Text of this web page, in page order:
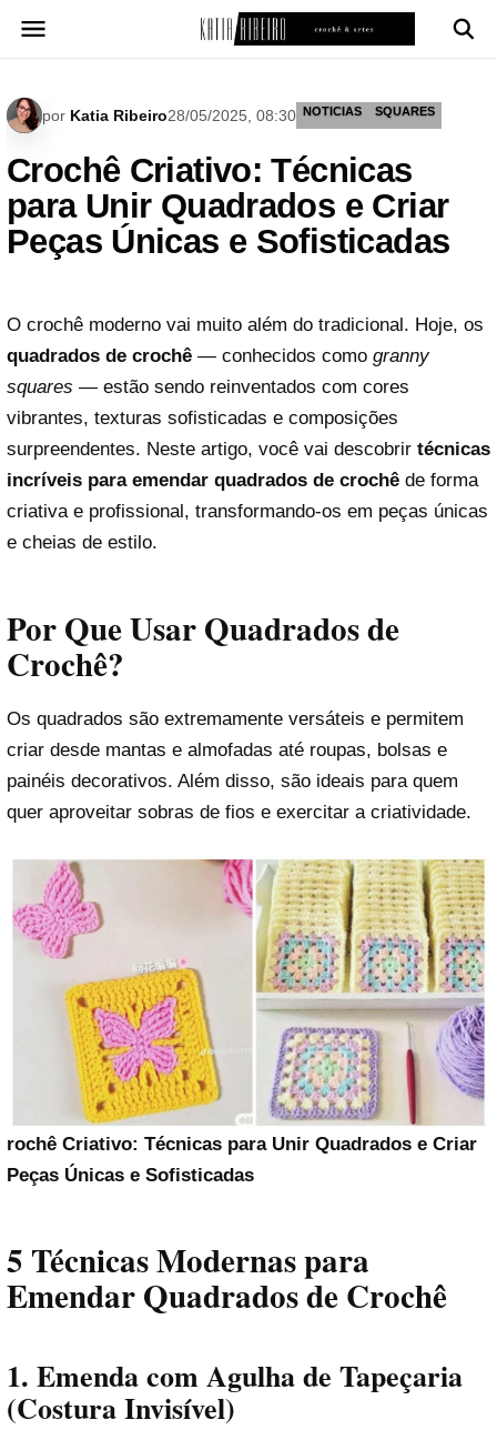
para
por Katia Ribeiro28/05/2025, 08:30 NOTICIAS SQUARES
Crochê Criativo: Técnicas
para Unir Quadrados e Criar
Peças Únicas e Sofisticadas
O crochê moderno vai muito além do tradicional. Hoje, os
quadrados de crochê — conhecidos como granny
squares — estão sendo reinventados com cores
vibrantes, texturas sofisticadas e composições
surpreendentes. Neste artigo, você vai descobrir técnicas
incríveis para emendar quadrados de crochê de forma
criativa e profissional, transformando-os em peças únicas
e cheias de estilo.
Por Que Usar Quadrados de
Crochê?
Os quadrados são extremamente versáteis e permitem
criar desde mantas e almofadas até roupas, bolsas e
painéis decorativos. Além disso, são ideais para quem
quer aproveitar sobras de fios e exercitar a criatividade.
rochê Criativo: Técnicas para Unir Quadrados e Criar
Peças Únicas e Sofisticadas
5 Técnicas Modernas para
Emendar Quadrados de Crochê
1. Emenda com Agulha de Tapeçaria
(Costura Invisível)